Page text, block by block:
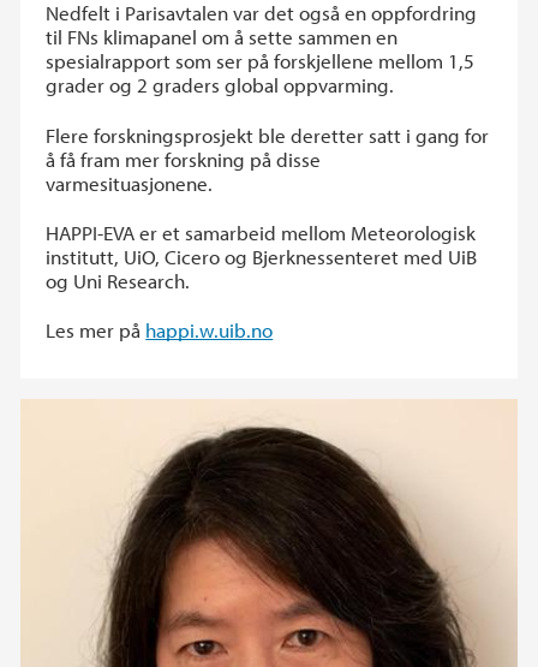
Nedfelt i Parisavtalen var det også en oppfordring
til FNs klimapanel om å sette sammen en
spesialrapport som ser på forskjellene mellom 1,5
grader og 2 graders global oppvarming.
Flere forskningsprosjekt ble deretter satt i gang for
å få fram mer forskning på disse
varmesituasjonene.
HAPPI-EVA er et samarbeid mellom Meteorologisk
institutt, UiO, Cicero og Bjerknessenteret med UiB
og Uni Research.
Les mer på happi.w.uib.no